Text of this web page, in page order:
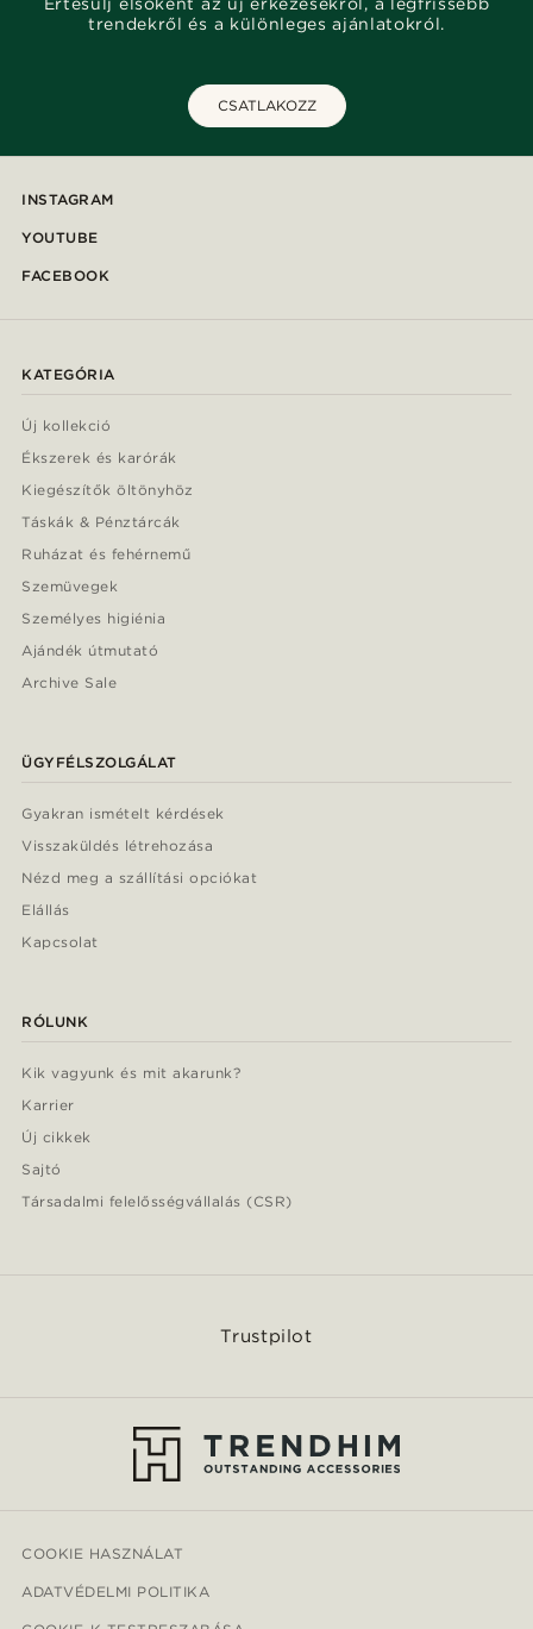
trendekről és a különleges ajánlatokról.
CSATLAKOZZ
INSTAGRAM
YOUTUBE
FACEBOOK
KATEGÓRIA
Új kollekció
Ékszerek és karórák
Kiegészítők öltönyhöz
Táskák & Pénztárcák
Ruházat és fehérnemű
Szemüvegek
Személyes higiénia
Ajándék útmutató
Archive Sale
ÜGYFÉLSZOLGÁLAT
Gyakran ismételt kérdések
Visszaküldés létrehozása
Nézd meg a szállítási opciókat
Elállás
Kapcsolat
RÓLUNK
Kik vagyunk és mit akarunk?
Karrier
Új cikkek
Sajtó
Társadalmi felelősségvállalás (CSR)
Trustpilot
COOKIE HASZNÁLAT
ADATVÉDELMI POLITIKA